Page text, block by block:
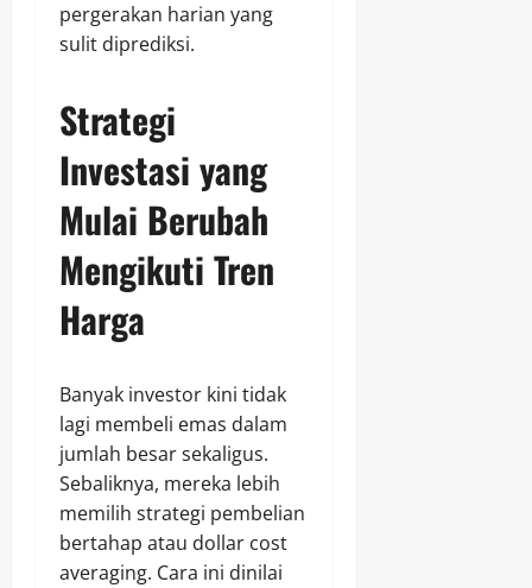
pergerakan harian yang
sulit diprediksi.
Strategi
Investasi yang
Mulai Berubah
Mengikuti Tren
Harga
Banyak investor kini tidak
lagi membeli emas dalam
jumlah besar sekaligus.
Sebaliknya, mereka lebih
memilih strategi pembelian
bertahap atau dollar cost
averaging. Cara ini dinilai